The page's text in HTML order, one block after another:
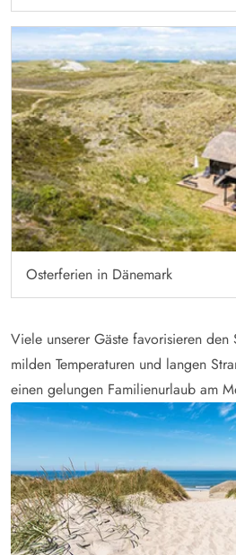
Osterferien in Dänemark
Viele unserer Gäste favorisieren
milden Temperaturen und langen
einen gelungen Familienurlaub am